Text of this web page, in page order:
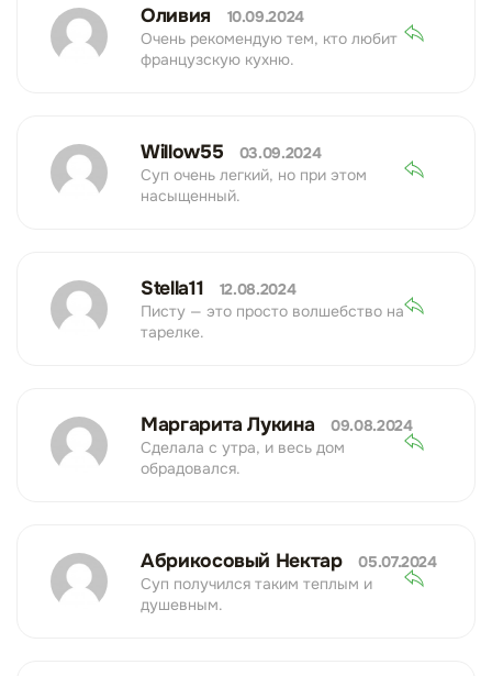
Оливия
10.09.2024
Очень рекомендую тем, кто любит
французскую кухню.
Willow55
03.09.2024
Суп очень легкий, но при этом
насыщенный.
Stella11
12.08.2024
Писту — это просто волшебство на
тарелке.
Маргарита Лукина
09.08.2024
Сделала с утра, и весь дом
обрадовался.
Абрикосовый Нектар
05.07.2024
Суп получился таким теплым и
душевным.